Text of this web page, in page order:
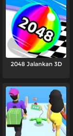
2048 Jalankan 3D